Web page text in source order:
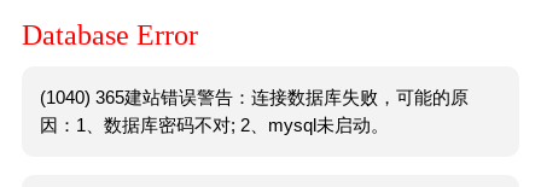
Database Error
(1040) 365建站错误警告：连接数据库失败，可能的原
因：1、数据库密码不对; 2、mysql未启动。